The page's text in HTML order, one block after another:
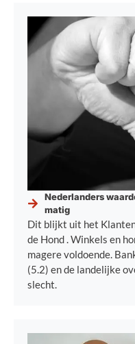
Nederlanders
matig
Dit blijkt uit het
de Hond . Winkels en
magere voldoende.
(5.2) en de landelijke
slecht.